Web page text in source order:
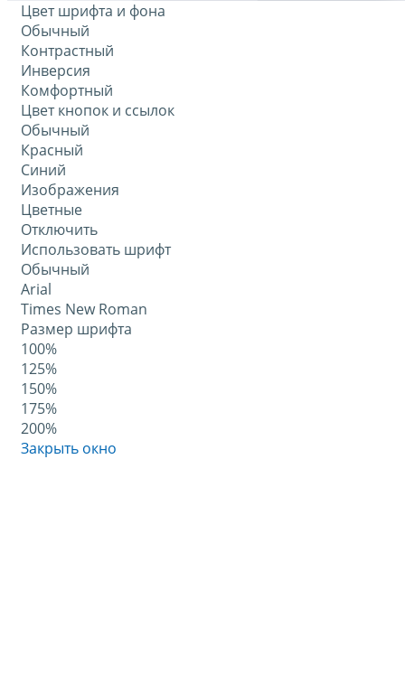
Цвет шрифта и фона
Обычный
Контрастный
Инверсия
Комфортный
Цвет кнопок и ссылок
Обычный
Красный
Синий
Изображения
Цветные
Отключить
Использовать шрифт
Обычный
Arial
Times New Roman
Размер шрифта
100%
125%
150%
175%
200%
Закрыть окно